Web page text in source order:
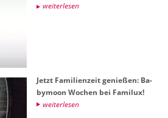
wei­ter­le­sen
Jetzt Fa­mi­li­en­zeit ge­nie­ßen: Ba­
by­moon Wo­chen bei Fa­mi­lux!
wei­ter­le­sen